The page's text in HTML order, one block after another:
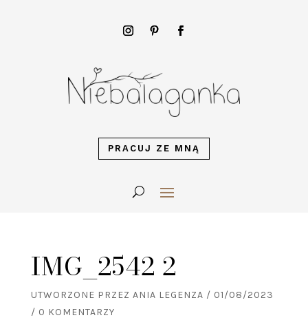
PRACUJ ZE MNĄ
IMG_2542 2
UTWORZONE PRZEZ ANIA LEGENZA / 01/08/2023
/ 0 KOMENTARZY